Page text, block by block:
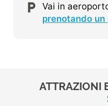
Vai in
prenotando
ATTRAZIONI